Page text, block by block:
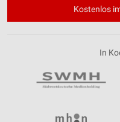
Kostenlos
In